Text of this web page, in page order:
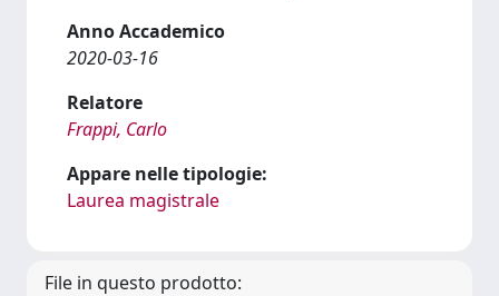
Anno Accademico
2020-03-16
Relatore
Frappi, Carlo
Appare nelle tipologie:
Laurea magistrale
File in questo prodotto: